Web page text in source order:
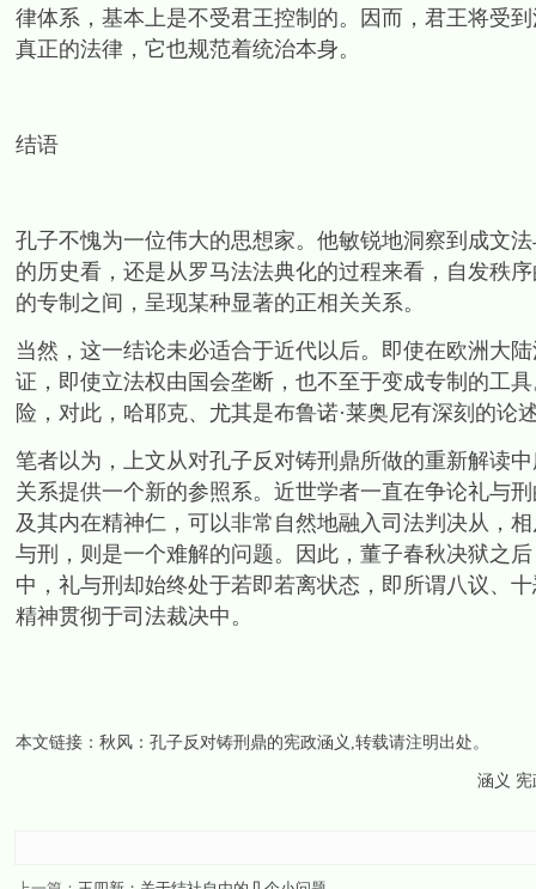
律体系，基本上是不受君王控制的。因而，君王将受
真正的法律，它也规范着统治本身。
结语
孔子不愧为一位伟大的思想家。他敏锐地洞察到成文
的历史看，还是从罗马法法典化的过程来看，自发秩
的专制之间，呈现某种显著的正相关关系。
当然，这一结论未必适合于近代以后。即使在欧洲大
证，即使立法权由国会垄断，也不至于变成专制的工
险，对此，哈耶克、尤其是布鲁诺·莱奥尼有深刻的论
笔者以为，上文从对孔子反对铸刑鼎所做的重新解读
关系提供一个新的参照系。近世学者一直在争论礼与
及其内在精神仁，可以非常自然地融入司法判决从，
与刑，则是一个难解的问题。因此，董子春秋决狱之
中，礼与刑却始终处于若即若离状态，即所谓八议、
精神贯彻于司法裁决中。
本文链接： 秋风：孔子反对铸刑鼎的宪政涵义 ,转载请注明出处。
涵义